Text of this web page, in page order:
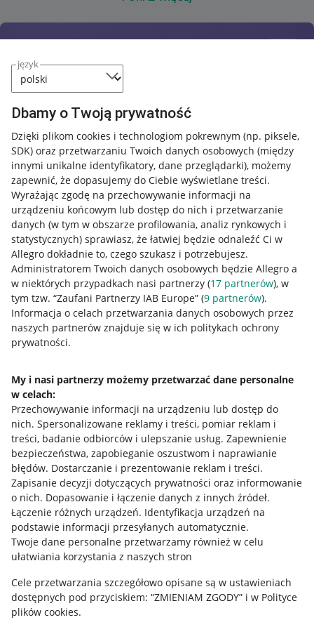
język
Dbamy o Twoją prywatność
Dzięki plikom cookies i technologiom pokrewnym (np. piksele,
SDK) oraz przetwarzaniu Twoich danych osobowych (między
innymi unikalne identyfikatory, dane przeglądarki), możemy
zapewnić, że dopasujemy do Ciebie wyświetlane treści.
Wyrażając zgodę na przechowywanie informacji na
urządzeniu końcowym lub dostęp do nich i przetwarzanie
danych (w tym w obszarze profilowania, analiz rynkowych i
statystycznych) sprawiasz, że łatwiej będzie odnaleźć Ci w
Allegro dokładnie to, czego szukasz i potrzebujesz.
Administratorem Twoich danych osobowych będzie Allegro a
w niektórych przypadkach nasi partnerzy (17 partnerów), w
tym tzw. “Zaufani Partnerzy IAB Europe” (9 partnerów).
Informacja o celach przetwarzania danych osobowych przez
naszych partnerów znajduje się w ich politykach ochrony
prywatności.
My i nasi partnerzy możemy przetwarzać dane personalne
w celach:
Przechowywanie informacji na urządzeniu lub dostęp do
nich. Spersonalizowane reklamy i treści, pomiar reklam i
treści, badanie odbiorców i ulepszanie usług. Zapewnienie
bezpieczeństwa, zapobieganie oszustwom i naprawianie
błędów. Dostarczanie i prezentowanie reklam i treści.
Zapisanie decyzji dotyczących prywatności oraz informowanie
o nich. Dopasowanie i łączenie danych z innych źródeł.
Łączenie różnych urządzeń. Identyfikacja urządzeń na
podstawie informacji przesyłanych automatycznie.
Twoje dane personalne przetwarzamy również w celu
ułatwiania korzystania z naszych stron
Cele przetwarzania szczegółowo opisane są w ustawieniach
dostępnych pod przyciskiem: “ZMIENIAM ZGODY” i w Polityce
plików cookies.
Przydatne informacje
Jak to działa
Allegro Gadane dla sprzedających
Allegro Gadane dla kupujących
Mapa miejscowości
Informacje prawne
Regulamin
Polityka plików "cookies"
Ustawienia plików "cookies"
Udostępnianie lokalizacji
Informacje dla Aktu o Usługach Cyfrowych